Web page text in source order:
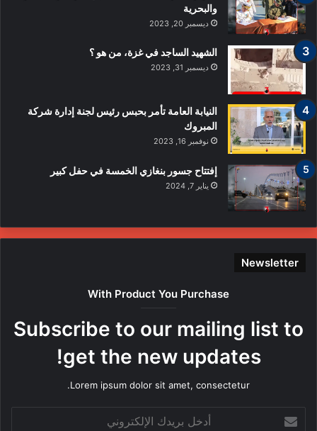
والبحرية
ديسمبر 20, 2023
الشهيد الساجد في غزة، من هو ؟
ديسمبر 31, 2023
النيابة العامة تأمر بحبس رئيس لجنة إدارة شركة
المبروك
نوفمبر 16, 2023
إفتتاح جسور بنغازي الخمسة في حفل كبير
يناير 7, 2024
Newsletter
With Product You Purchase
Subscribe to our mailing list to
get the new updates!
Lorem ipsum dolor sit amet, consectetur.
بريدك